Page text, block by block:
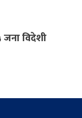
विदेशी